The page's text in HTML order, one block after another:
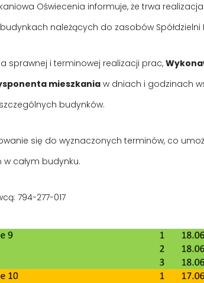
Oświecenia informuje, że trwa
należących do zasobów Spółdzielni
sprawnej i terminowej realizacji prac,
mieszkaniaw dniach i godzinach
budynków.
się do wyznaczonych terminów, co
całym budynku.
794-277-017